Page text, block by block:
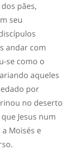
pães,
seu
andar com
se como o
aqueles
dado por
no deserto
Jesus num
Moisés e